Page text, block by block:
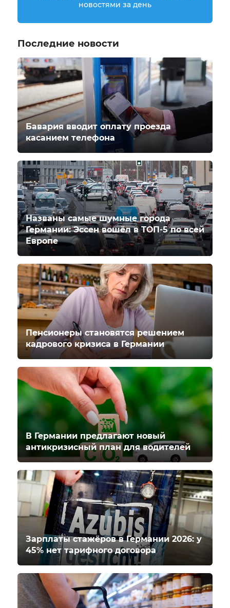
новостями за день
Последние новости
Бавария вводит оплату проезда
касанием телефона
Названы самые шумные города
Германии: Эссен вошёл в ТОП-5 по всей
Европе
Пенсионеры становятся решением
кадрового кризиса в Германии
В Германии предлагают новый
антикризисный план для водителей
Зарплаты стажёров в Германии 2026: у
45% нет тарифного договора